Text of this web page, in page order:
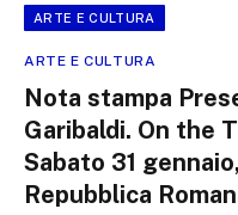
ARTE E CULTURA
ARTE E CULTURA
Nota stampa
Garibaldi. On the
Sabato 31
Repubblica